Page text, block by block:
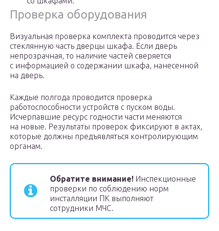
Проверка оборудования
Визуальная проверка комплекта проводится через
стеклянную часть дверцы шкафа. Если дверь
непрозрачная, то наличие частей сверяется
с информацией о содержании шкафа, нанесенной
на дверь.
Каждые полгода проводится проверка
работоспособности устройств с пуском воды.
Исчерпавшие ресурс годности части меняются
на новые. Результаты проверок фиксируют в актах,
которые должны предъявляться контролирующим
органам.
Обратите внимание! Инспекционные
проверки по соблюдению норм
инсталляции ПК выполняют
сотрудники МЧС.